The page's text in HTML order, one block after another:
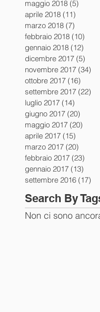
maggio 2018 (5)
aprile 2018 (11)
marzo 2018 (7)
febbraio 2018 (10)
gennaio 2018 (12)
dicembre 2017 (5)
novembre 2017 (34)
ottobre 2017 (16)
settembre 2017 (22)
luglio 2017 (14)
giugno 2017 (20)
maggio 2017 (20)
aprile 2017 (15)
marzo 2017 (20)
febbraio 2017 (23)
gennaio 2017 (13)
settembre 2016 (17)
Search By
Non ci sono